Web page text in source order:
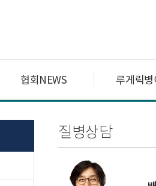
협회NEWS 루게릭
질병상담